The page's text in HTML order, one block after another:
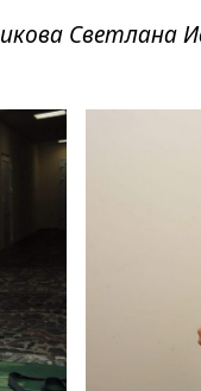
Светлана